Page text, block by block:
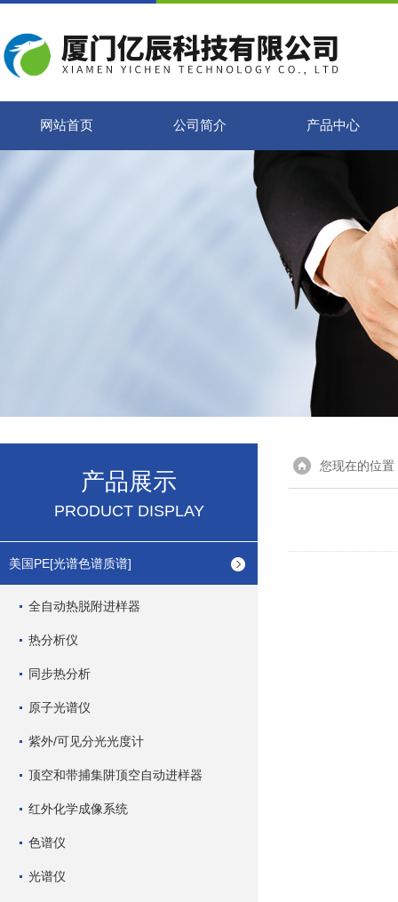
网站首页 公司简介 产品中心
产品展示
PRODUCT DISPLAY
美国PE[光谱色谱质谱]
全自动热脱附进样器
热分析仪
同步热分析
原子光谱仪
紫外/可见分光光度计
顶空和带捕集阱顶空自动进样器
红外化学成像系统
色谱仪
光谱仪
您现在的位置